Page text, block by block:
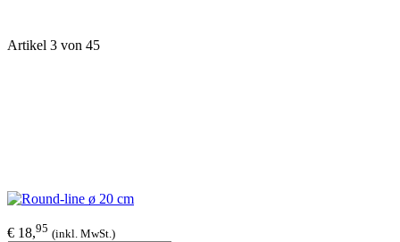
Artikel 3 von 45
€ 18,95 (inkl. MwSt.)